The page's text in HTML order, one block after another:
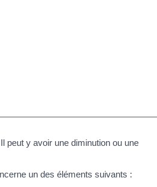
peut y avoir une diminution ou une
un des éléments suivants :